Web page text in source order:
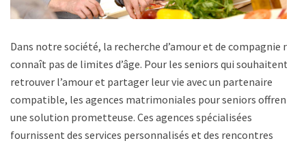
Dans notre société, la recherche d’amour et de compagnie ne
connaît pas de limites d’âge. Pour les seniors qui souhaitent
retrouver l’amour et partager leur vie avec un partenaire
compatible, les agences matrimoniales pour seniors offrent
une solution prometteuse. Ces agences spécialisées
fournissent des services personnalisés et des rencontres